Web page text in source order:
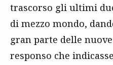
trascorso gli ultimi
di mezzo mondo,
gran parte delle
responso che